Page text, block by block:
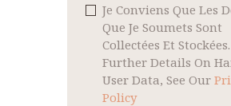
Je Conviens Que Les
Que Je Soumets Sont
Collectées Et
Further Details On
User Data, See Our
Policy